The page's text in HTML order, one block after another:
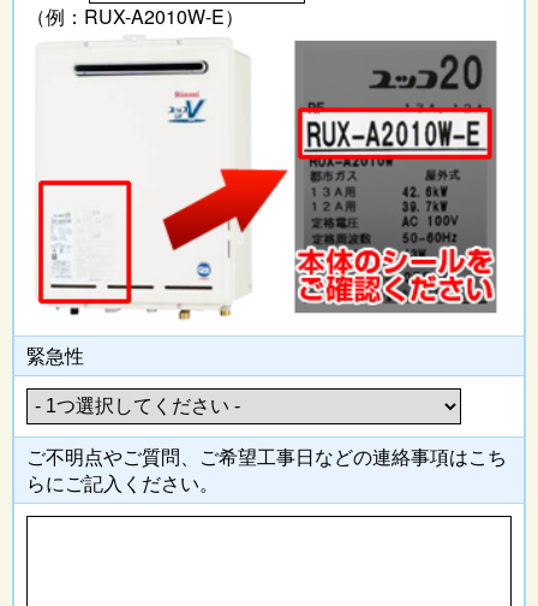
（例：RUX-A2010W-E）
緊急性
ご不明点やご質問、ご希望工事日などの連絡事項はこち
らにご記入 ください。